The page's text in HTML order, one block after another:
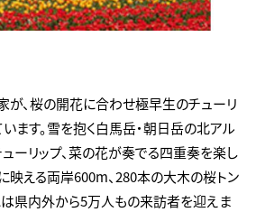
、桜の開花に合わせ極早生のチューリ
ます。雪を抱く白馬岳・朝日岳の北アル
ーリップ、菜の花が奏でる四重奏を楽し
映える両岸600m、280本の大木の桜トン
は県内外から5万人もの来訪者を迎えま